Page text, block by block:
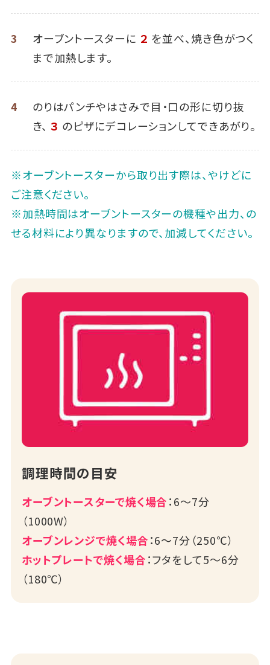
3 オーブントースターに ２ を並べ、焼き色がつく
まで加熱します。
4
のりはパンチやはさみで目・口の形に切り抜
き、 ３ のピザにデコレーションしてできあがり。
※オーブントースターから取り出す際は、やけどに
ご注意ください。
※加熱時間はオーブントースターの機種や出力、の
せる材料により異なりますので、加減してください。
調理時間の目安
オーブントースターで焼く場合：6～7分
（1000W）
オーブンレンジで焼く場合：6～7分（250℃）
ホットプレートで焼く場合：フタをして5～6分
（180℃）